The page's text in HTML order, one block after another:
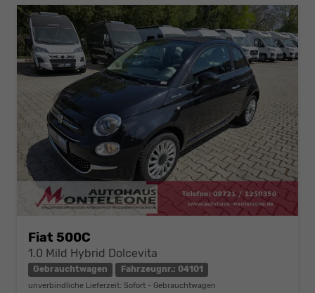
Fiat 500C
1.0 Mild Hybrid Dolcevita
Gebrauchtwagen Fahrzeugnr.: 04101
unverbindliche Lieferzeit: Sofort Gebrauchtwagen